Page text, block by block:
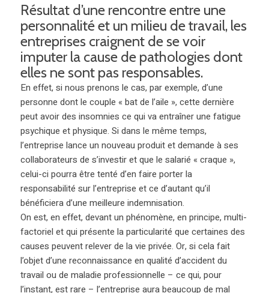
Résultat d’une rencontre entre une
personnalité et un milieu de travail, les
entreprises craignent de se voir
imputer la cause de pathologies dont
elles ne sont pas responsables.
En effet, si nous prenons le cas, par exemple, d’une
personne dont le couple « bat de l’aile », cette dernière
peut avoir des insomnies ce qui va entraîner une fatigue
psychique et physique. Si dans le même temps,
l’entreprise lance un nouveau produit et demande à ses
collaborateurs de s’investir et que le salarié « craque »,
celui-ci pourra être tenté d’en faire porter la
responsabilité sur l’entreprise et ce d’autant qu’il
bénéficiera d’une meilleure indemnisation.
On est, en effet, devant un phénomène, en principe, multi-
factoriel et qui présente la particularité que certaines des
causes peuvent relever de la vie privée. Or, si cela fait
l’objet d’une reconnaissance en qualité d’accident du
travail ou de maladie professionnelle – ce qui, pour
l’instant, est rare – l’entreprise aura beaucoup de mal